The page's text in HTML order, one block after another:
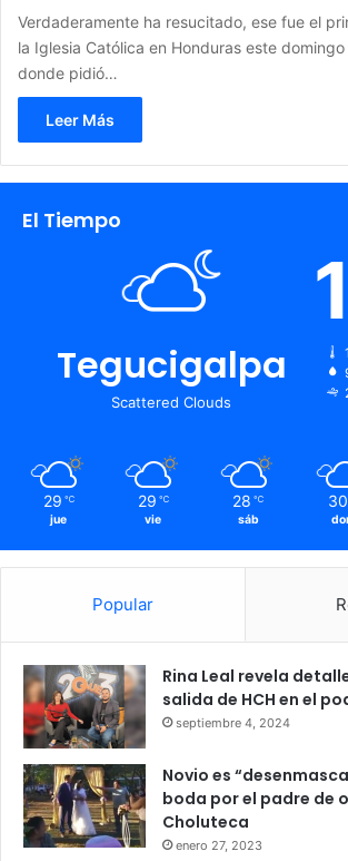
Verdaderamente ha resucitado, ese fue el
la Iglesia Católica en Honduras este
donde pidió…
Leer Más
El Tiempo
Tegucigalpa
Scattered Clouds
29 ℃
jue
29 ℃
vie
28 ℃
sáb
30
Popular
Rina Leal revela
salida de HCH en el
septiembre 4, 2024
Novio es
boda por el padre de
Choluteca
enero 27, 2023